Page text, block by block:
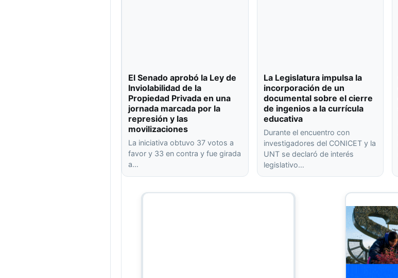
El Senado aprobó la Ley de
Inviolabilidad de la
Propiedad Privada en una
jornada marcada por la
represión y las
movilizaciones
La iniciativa obtuvo 37 votos a
favor y 33 en contra y fue girada
a…
La Legislatura impulsa la
incorporación de un
documental sobre el cierre
de ingenios a la currícula
educativa
Durante el encuentro con
investigadores del CONICET y la
UNT se declaró de interés
legislativo…